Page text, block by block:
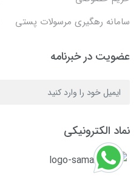
سامانه رهگیری مرسولات پستی
عضویت در خبرنامه
نماد الکترونیکی